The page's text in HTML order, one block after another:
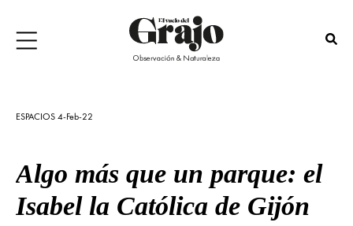
ESPACIOS 4-Feb-22
Algo más que un parque: el
Isabel la Católica de Gijón